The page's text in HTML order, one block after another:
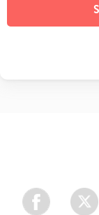
Facebook Twitter